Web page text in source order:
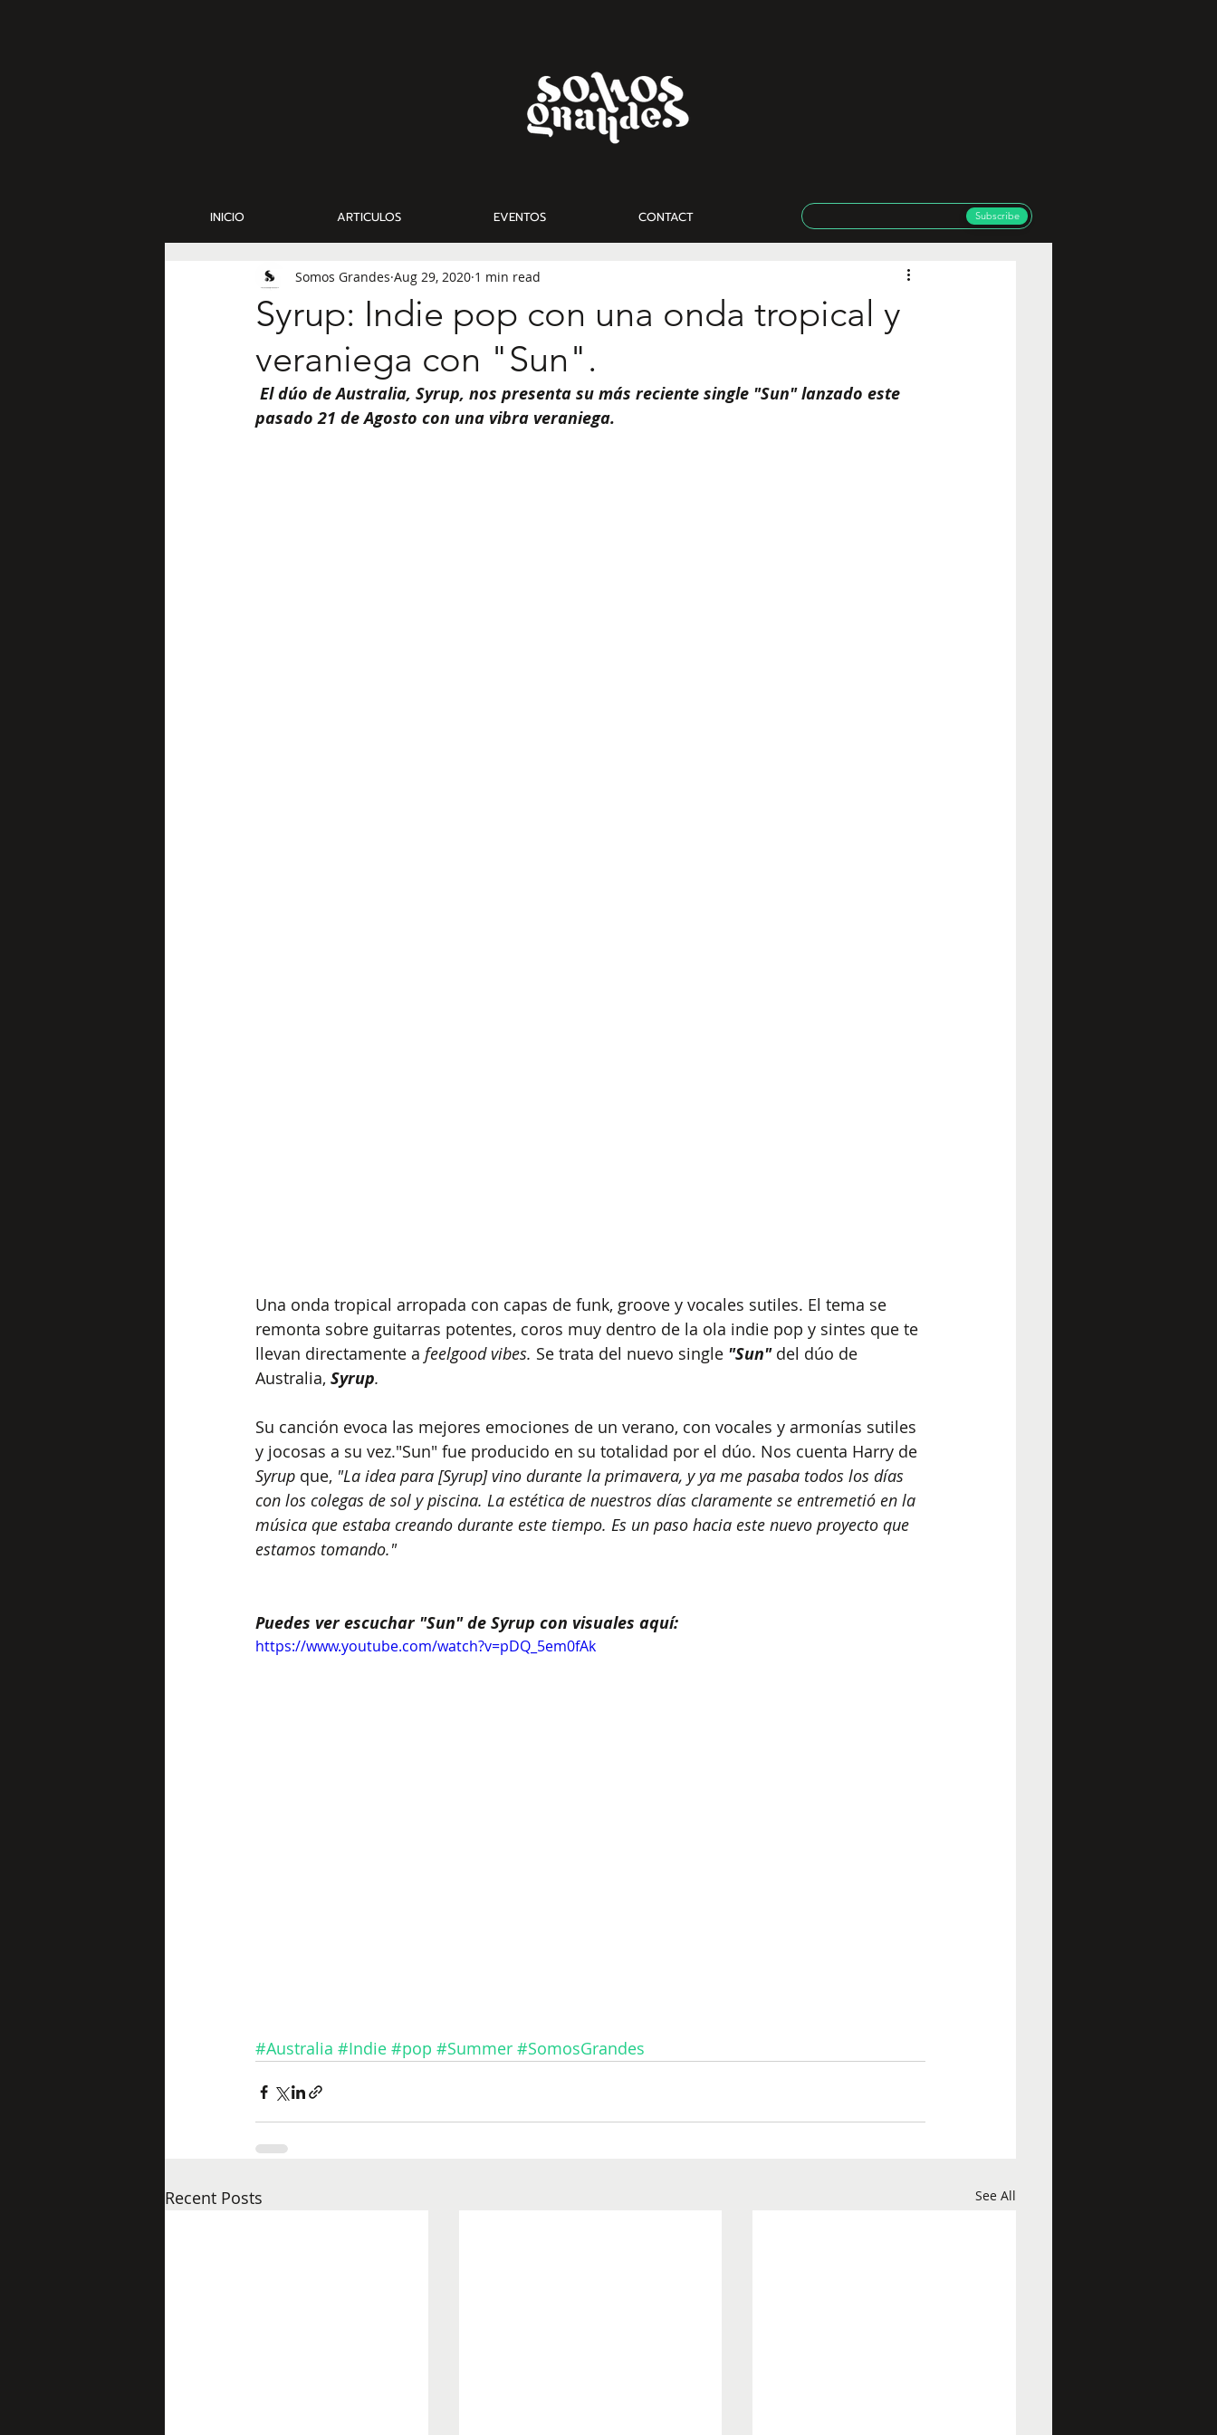
INICIO ARTICULOS EVENTOS CONTACT Subscribe
Syrup: Indie pop con una onda tropical y
veraniega con "Sun".
Somos Grandes Aug 29, 2020 1 min read
pasado 21 de Agosto con una vibra veraniega.
Una onda tropical arropada con capas de funk, groove y vocales sutiles. El tema se
remonta sobre guitarras potentes, coros muy dentro de la ola indie pop y sintes que te
llevan directamente a feelgood vibes. Se trata del nuevo single "Sun" del dúo de
Australia, Syrup.
Su canción evoca las mejores emociones de un verano, con vocales y armonías sutiles
y jocosas a su vez."Sun" fue producido en su totalidad por el dúo. Nos cuenta Harry de
Syrup que, "La idea para [Syrup] vino durante la primavera, y ya me pasaba todos los días
con los colegas de sol y piscina. La estética de nuestros días claramente se entremetió en la
música que estaba creando durante este tiempo. Es un paso hacia este nuevo proyecto que
estamos tomando."
Puedes ver escuchar "Sun" de Syrup con visuales aquí:
https://www.youtube.com/watch?v=pDQ_5em0fAk
#Australia #Indie #pop #Summer #SomosGrandes
Recent Posts See All